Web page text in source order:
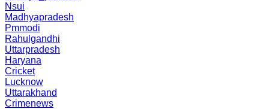
Nsui
Madhyapradesh
Pmmodi
Rahulgandhi
Uttarpradesh
Haryana
Cricket
Lucknow
Uttarakhand
Crimenews